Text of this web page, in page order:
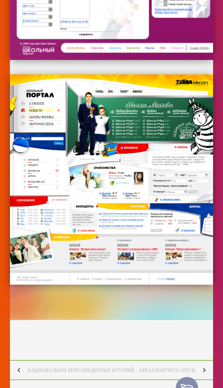
НАЦИОНАЛЬНОЕ БЮРО КРЕДИТНЫХ ИСТОРИЙ АРЕАЛ КОНГРЕСС-ОТЕЛЬ